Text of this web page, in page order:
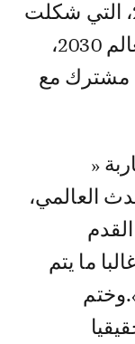
تنظيم كأس إفريقيا للأمم 2025، التي شكلت
اختبارا حقيقيا في أفق كأس العالم 2030،
مشترك مع
«
العالمي،
ما يتم